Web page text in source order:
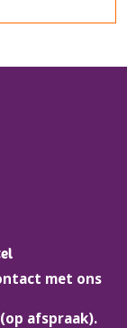
met ons
afspraak).